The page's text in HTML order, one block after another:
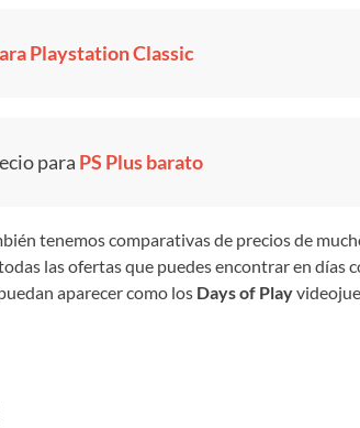
Playstation Classic
para PS Plus barato
tenemos comparativas de precios de
las ofertas que puedes encontrar en días
aparecer como los Days of Play